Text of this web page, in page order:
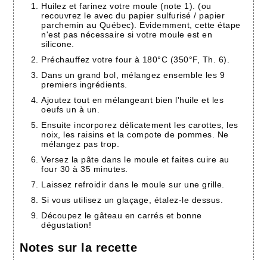
Huilez et farinez votre moule (note 1). (ou
recouvrez le avec du papier sulfurisé / papier
parchemin au Québec). Evidemment, cette étape
n'est pas nécessaire si votre moule est en
silicone.
Préchauffez votre four à 180°C (350°F, Th. 6).
Dans un grand bol, mélangez ensemble les 9
premiers ingrédients.
Ajoutez tout en mélangeant bien l'huile et les
oeufs un à un.
Ensuite incorporez délicatement les carottes, les
noix, les raisins et la compote de pommes. Ne
mélangez pas trop.
Versez la pâte dans le moule et faites cuire au
four 30 à 35 minutes.
Laissez refroidir dans le moule sur une grille.
Si vous utilisez un glaçage, étalez-le dessus.
Découpez le gâteau en carrés et bonne
dégustation!
Notes sur la recette